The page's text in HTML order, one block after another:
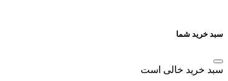
سبد خرید شما
سبد خرید خالی است